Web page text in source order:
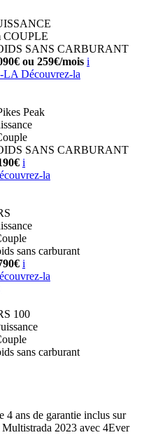
COUPLE
SANS CARBURANT
ou 259€/mois i
LA Découvrez-la
Peak
SANS CARBURANT
i
la
sans carburant
i
la
100
sans carburant
4 ans de garantie inclus sur
Multistrada 2023 avec 4Ever